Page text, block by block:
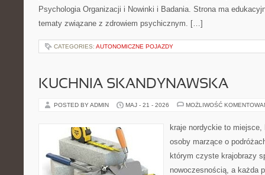
Psychologia Organizacji i Nowinki i Badania. Strona ma
tematy związane z zdrowiem psychicznym. […]
CATEGORIES: AUTONOMICZNE POJAZDY
KUCHNIA SKANDYNAWSKA
POSTED BY ADMIN MAJ - 21 - 2026 MOŻLIWOŚĆ
kraje nordyckie to
osoby marzące o
którym czyste krajobrazy
nowoczesnością, a każda